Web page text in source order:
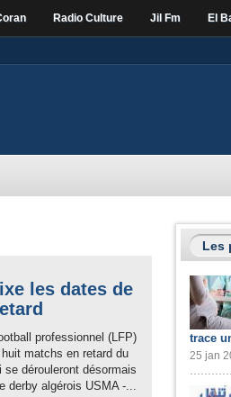
Radio Culture Jil Fm El
les dates de
professionnel (LFP)
matchs en retard du
dérouleront désormais
derby algérois USMA -...
Les
trace
25 jan